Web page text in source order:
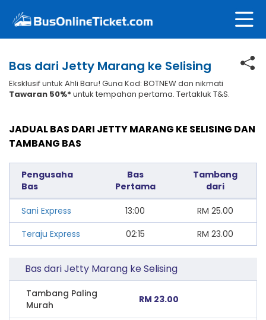
Bas dari Jetty Marang ke Selising
Eksklusif untuk Ahli Baru! Guna Kod: BOTNEW dan nikmati
Tawaran 50%* untuk tempahan pertama. Tertakluk T&S.
JADUAL BAS DARI JETTY MARANG KE SELISING DAN
TAMBANG BAS
Pengusaha
Bas
Bas
Pertama
Tambang
dari
Sani Express 13:00 RM 25.00
Teraju Express
02:15 RM 23.00
Bas dari Jetty Marang ke Selising
Tambang Paling
Murah
RM 23.00